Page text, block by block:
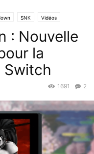
SNK Vidéos
: Nouvelle
la
Switch
2
1691